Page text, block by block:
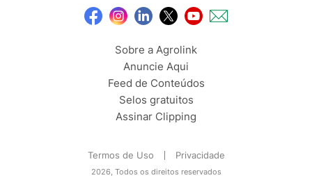
Sobre a Agrolink
Anuncie Aqui
Feed de Conteúdos
Selos gratuitos
Assinar Clipping
Termos de Uso Privacidade
2026, Todos os direitos reservados